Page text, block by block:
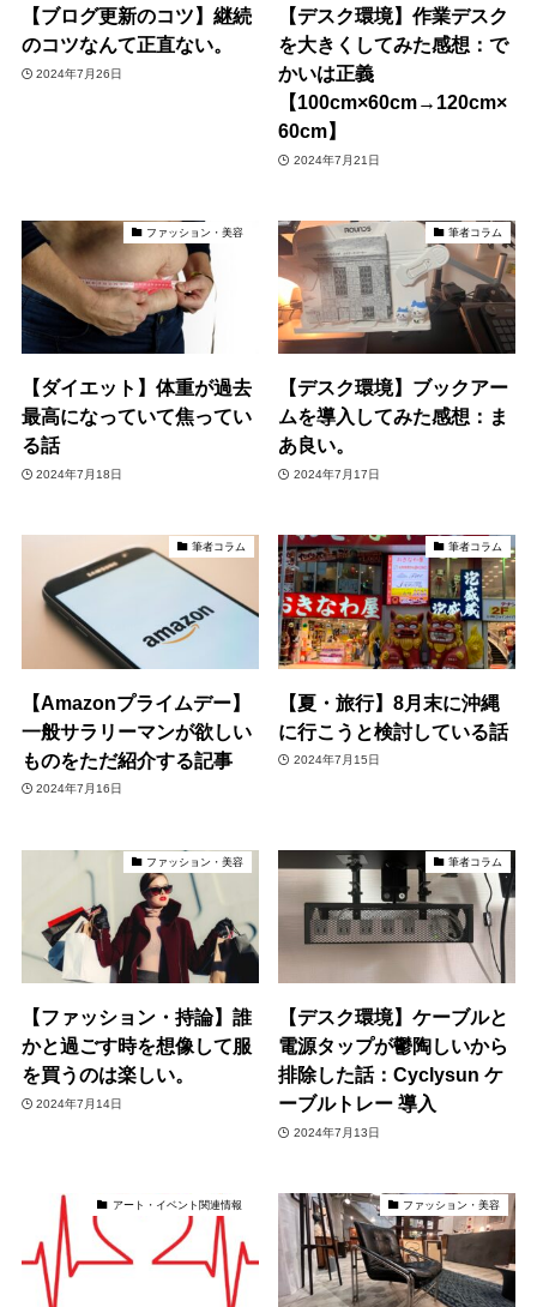
【ブログ更新のコツ】継続
のコツなんて正直ない。
2024年7月26日
【デスク環境】作業デスク
を大きくしてみた感想：で
かいは正義
【100cm×60cm→120cm×
60cm】
2024年7月21日
ファッション・美容
【ダイエット】体重が過去
最高になっていて焦ってい
る話
2024年7月18日
筆者コラム
【デスク環境】ブックアー
ムを導入してみた感想：ま
あ良い。
2024年7月17日
筆者コラム
【Amazonプライムデー】
一般サラリーマンが欲しい
ものをただ紹介する記事
2024年7月16日
筆者コラム
【夏・旅行】8月末に沖縄
に行こうと検討している話
2024年7月15日
ファッション・美容
【ファッション・持論】誰
かと過ごす時を想像して服
を買うのは楽しい。
2024年7月14日
筆者コラム
【デスク環境】ケーブルと
電源タップが鬱陶しいから
排除した話：Cyclysun ケ
ーブルトレー 導入
2024年7月13日
アート・イベント関連情報 ファッション・美容